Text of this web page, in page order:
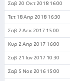
Σαβ 20 Οκτ 2018 16:00
Τετ 18 Απρ 2018 16:30
Σαβ 2 Δεκ 2017 15:00
Κυρ 2 Απρ 2017 16:00
Σαβ 21 Ιαν 2017 10:30
Σαβ 5 Νοε 2016 15:00